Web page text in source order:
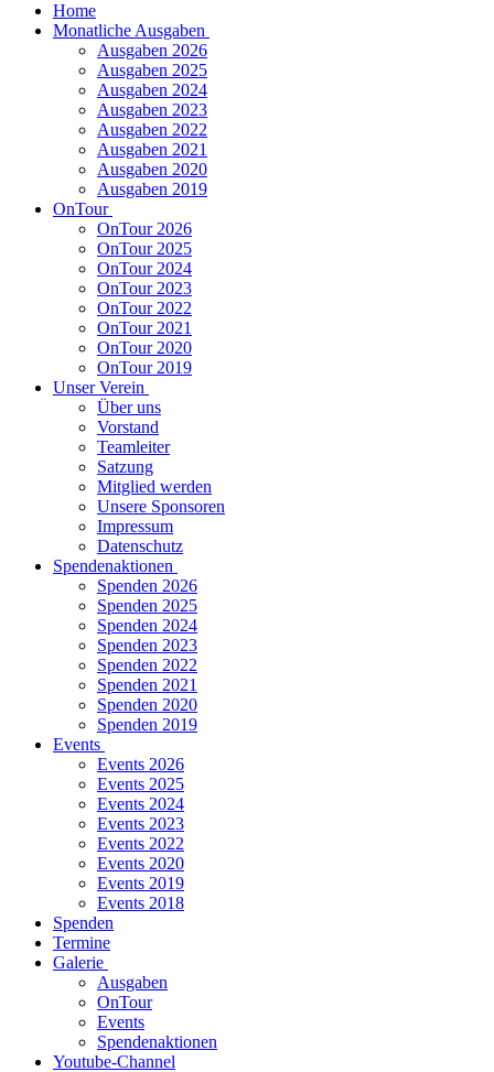
Home
Monatliche Ausgaben
Ausgaben 2026
Ausgaben 2025
Ausgaben 2024
Ausgaben 2023
Ausgaben 2022
Ausgaben 2021
Ausgaben 2020
Ausgaben 2019
OnTour
OnTour 2026
OnTour 2025
OnTour 2024
OnTour 2023
OnTour 2022
OnTour 2021
OnTour 2020
OnTour 2019
Unser Verein
Über uns
Vorstand
Teamleiter
Satzung
Mitglied werden
Unsere Sponsoren
Impressum
Datenschutz
Spendenaktionen
Spenden 2026
Spenden 2025
Spenden 2024
Spenden 2023
Spenden 2022
Spenden 2021
Spenden 2020
Spenden 2019
Events
Events 2026
Events 2025
Events 2024
Events 2023
Events 2022
Events 2020
Events 2019
Events 2018
Spenden
Termine
Galerie
Ausgaben
OnTour
Events
Spendenaktionen
Youtube-Channel